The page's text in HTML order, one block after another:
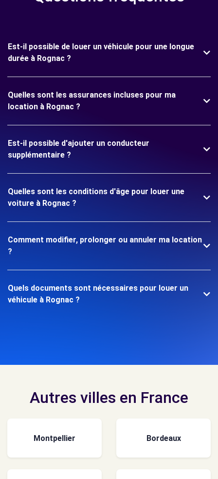
Est-il possible de louer un véhicule pour une longue
durée à Rognac ?
Quelles sont les assurances incluses pour ma
location à Rognac ?
Est-il possible d'ajouter un conducteur
supplémentaire ?
Quelles sont les conditions d'âge pour louer une
voiture à Rognac ?
Comment modifier, prolonger ou annuler ma location
?
Quels documents sont nécessaires pour louer un
véhicule à Rognac ?
Autres villes en France
Montpellier Bordeaux